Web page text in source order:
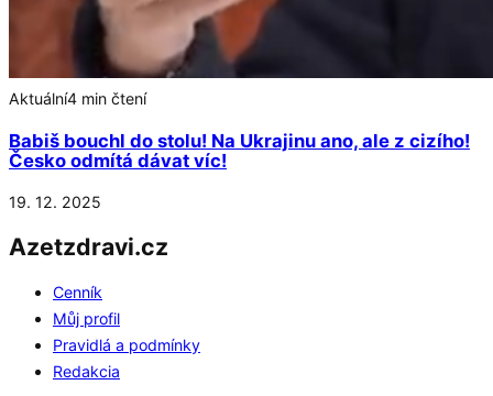
Aktuální4 min čtení
Babiš bouchl do stolu! Na Ukrajinu ano, ale z cizího!
Česko odmítá dávat víc!
19. 12. 2025
Azetzdravi.cz
Cenník
Můj profil
Pravidlá a podmínky
Redakcia